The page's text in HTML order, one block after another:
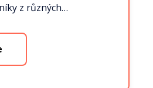
z různých…